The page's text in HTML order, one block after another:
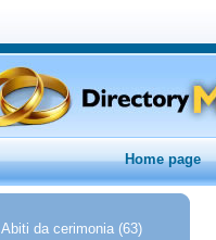
Home page
Abiti da cerimonia (63)